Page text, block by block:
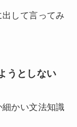
して言ってみ
うとしない
かい文法知識